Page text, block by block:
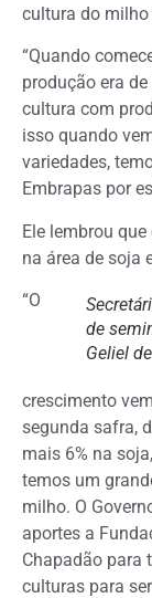
cultura do milho
“Quando
produção era
cultura com
isso quando
variedades,
Embrapas por
Ele lembrou
na área de soja
de
Geliel
“O
crescimento
segunda safra,
mais 6% na
temos um
milho. O
aportes a
Chapadão para
culturas para